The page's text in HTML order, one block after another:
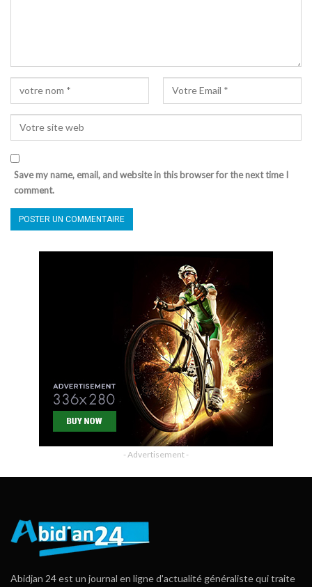
Save my name, email, and website in this browser for the next time I
comment.
- Advertisement -
Abidjan 24 est un journal en ligne d'actualité généraliste qui traite